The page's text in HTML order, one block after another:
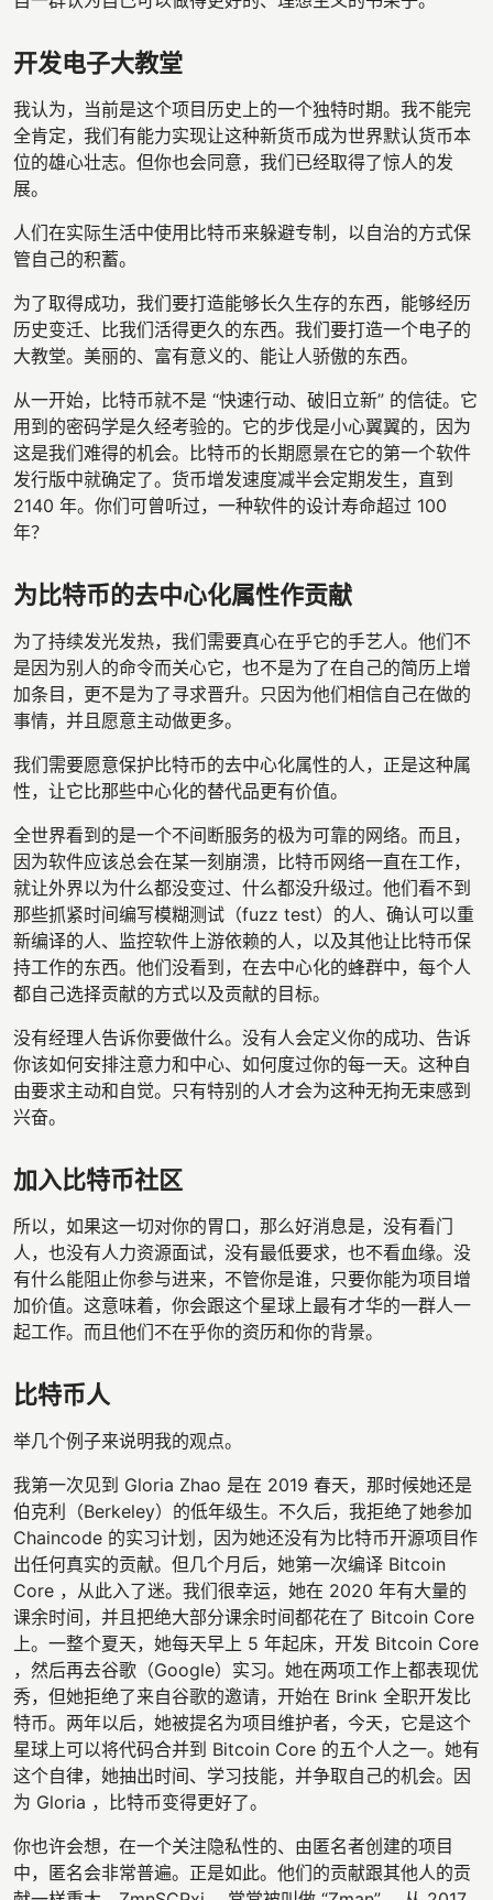
开发电子大教堂
我认为，当前是这个项目历史上的一个独特时期。我不能完
全肯定，我们有能力实现让这种新货币成为世界默认货币本
位的雄心壮志。但你也会同意，我们已经取得了惊人的发
展。
人们在实际生活中使用比特币来躲避专制，以自治的方式保
管自己的积蓄。
为了取得成功，我们要打造能够长久生存的东西，能够经历
历史变迁、比我们活得更久的东西。我们要打造一个电子的
大教堂。美丽的、富有意义的、能让人骄傲的东西。
从一开始，比特币就不是 “快速行动、破旧立新” 的信徒。它
用到的密码学是久经考验的。它的步伐是小心翼翼的，因为
这是我们难得的机会。比特币的长期愿景在它的第一个软件
发行版中就确定了。货币增发速度减半会定期发生，直到
2140 年。你们可曾听过，一种软件的设计寿命超过 100
年？
为比特币的去中心化属性作贡献
为了持续发光发热，我们需要真心在乎它的手艺人。他们不
是因为别人的命令而关心它，也不是为了在自己的简历上增
加条目，更不是为了寻求晋升。只因为他们相信自己在做的
事情，并且愿意主动做更多。
我们需要愿意保护比特币的去中心化属性的人，正是这种属
性，让它比那些中心化的替代品更有价值。
全世界看到的是一个不间断服务的极为可靠的网络。而且，
因为软件应该总会在某一刻崩溃，比特币网络一直在工作，
就让外界以为什么都没变过、什么都没升级过。他们看不到
那些抓紧时间编写模糊测试（fuzz test）的人、确认可以重
新编译的人、监控软件上游依赖的人，以及其他让比特币保
持工作的东西。他们没看到，在去中心化的蜂群中，每个人
都自己选择贡献的方式以及贡献的目标。
没有经理人告诉你要做什么。没有人会定义你的成功、告诉
你该如何安排注意力和中心、如何度过你的每一天。这种自
由要求主动和自觉。只有特别的人才会为这种无拘无束感到
兴奋。
加入比特币社区
所以，如果这一切对你的胃口，那么好消息是，没有看门
人，也没有人力资源面试，没有最低要求，也不看血缘。没
有什么能阻止你参与进来，不管你是谁，只要你能为项目增
加价值。这意味着，你会跟这个星球上最有才华的一群人一
起工作。而且他们不在乎你的资历和你的背景。
比特币人
举几个例子来说明我的观点。
我第一次见到 Gloria Zhao 是在 2019 春天，那时候她还是
伯克利（Berkeley）的低年级生。不久后，我拒绝了她参加
Chaincode 的实习计划，因为她还没有为比特币开源项目作
出任何真实的贡献。但几个月后，她第一次编译 Bitcoin
Core ，从此入了迷。我们很幸运，她在 2020 年有大量的
课余时间，并且把绝大部分课余时间都花在了 Bitcoin Core
上。一整个夏天，她每天早上 5 年起床，开发 Bitcoin Core
，然后再去谷歌（Google）实习。她在两项工作上都表现优
秀，但她拒绝了来自谷歌的邀请，开始在 Brink 全职开发比
特币。两年以后，她被提名为项目维护者，今天，它是这个
星球上可以将代码合并到 Bitcoin Core 的五个人之一。她有
这个自律，她抽出时间、学习技能，并争取自己的机会。因
为 Gloria ，比特币变得更好了。
你也许会想，在一个关注隐私性的、由匿名者创建的项目
中，匿名会非常普遍。正是如此。他们的贡献跟其他人的贡